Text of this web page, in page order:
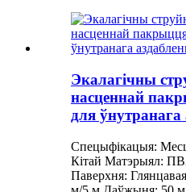
Экалагічны
насценнай
для ўнутранага
Спецыфікацыя:
Кітай Матэрыял:
Паверхня: